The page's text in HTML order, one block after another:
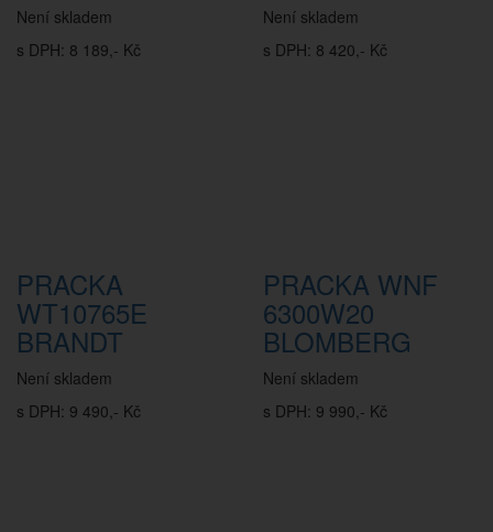
Není skladem
s DPH: 8 189,- Kč
Není skladem
s DPH: 8 420,- Kč
PRACKA
WT10765E
BRANDT
Není skladem
s DPH: 9 490,- Kč
PRACKA WNF
6300W20
BLOMBERG
Není skladem
s DPH: 9 990,- Kč